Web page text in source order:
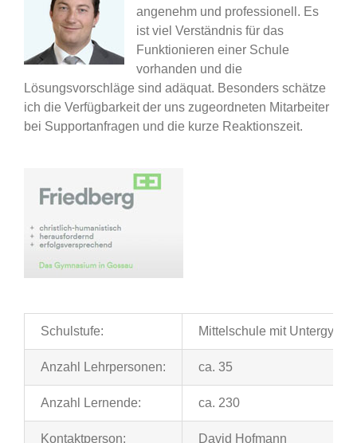
angenehm und professionell. Es
ist viel Verständnis für das
Funktionieren einer Schule
vorhanden und die
Lösungsvorschläge sind adäquat. Besonders schätze
ich die Verfügbarkeit der uns zugeordneten Mitarbeiter
bei Supportanfragen und die kurze Reaktionszeit.
Schulstufe: Mittelschule mit
Anzahl Lehrpersonen: ca. 35
Anzahl Lernende: ca. 230
Kontaktperson: David Hofmann